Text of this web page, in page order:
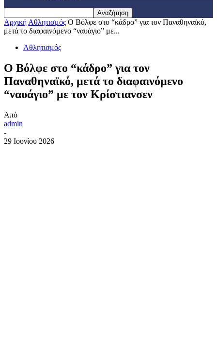
Αρχική Αθλητισμός Ο Βόλφε στο “κάδρο” για τον Παναθηναϊκό,
μετά το διαφαινόμενο “ναυάγιο” με...
Αθλητισμός
Ο Βόλφε στο “κάδρο” για τον
Παναθηναϊκό, μετά το διαφαινόμενο
“ναυάγιο” με τον Κρίστιανσεν
Από
admin
-
29 Ιουνίου 2026